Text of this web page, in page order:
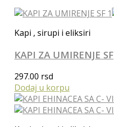
Kapi , sirupi i eliksiri
KAPI ZA UMIRENJE SF
297.00 rsd
Dodaj u korpu